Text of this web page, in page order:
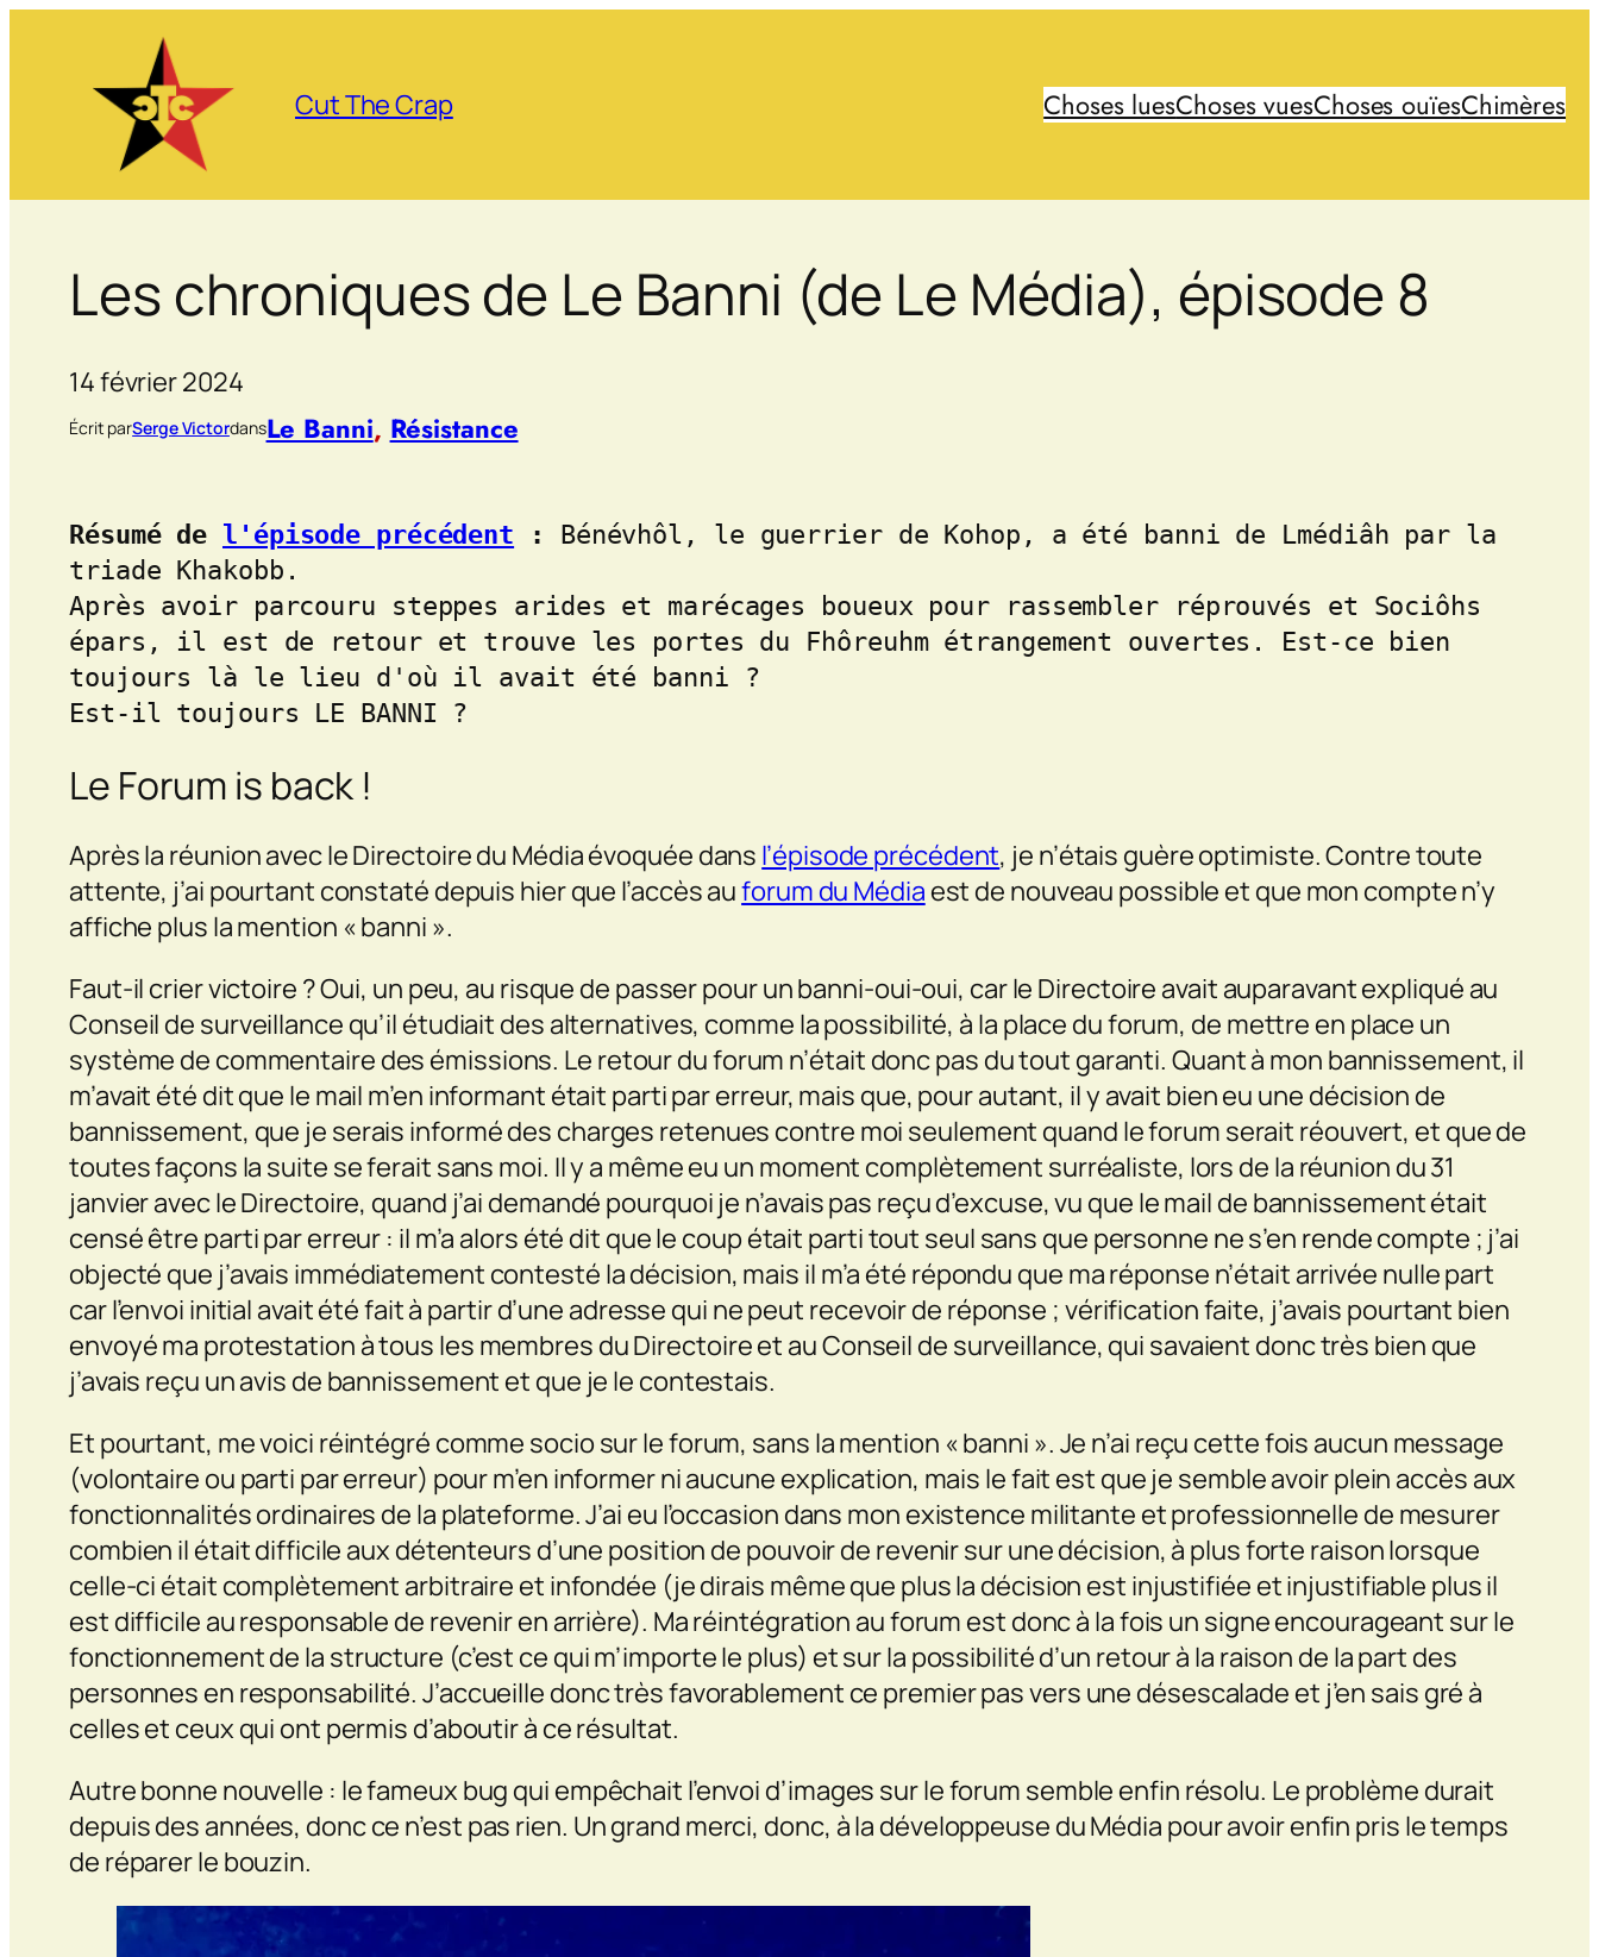
contenu
Cut The Crap Choses luesChoses vuesChoses ouïesChimères
Les chroniques de Le Banni (de Le Média), épisode 8
14 février 2024
Écrit parSerge VictordansLe Banni, Résistance
Résumé de l'épisode précédent :
Bénévhôl, le guerrier de Kohop, a été banni de Lmédiâh par la
triade Khakobb.
Après avoir parcouru steppes arides et marécages boueux pour rassembler réprouvés et Sociôhs
épars, il est de retour et trouve les portes du Fhôreuhm étrangement ouvertes. Est-ce bien
toujours là le lieu d'où il avait été banni ?
Est-il toujours LE BANNI ?
Le Forum is back !
Après la réunion avec le Directoire du Média évoquée dans l’épisode précédent, je n’étais guère optimiste. Contre toute
attente, j’ai pourtant constaté depuis hier que l’accès auforum du Média est de nouveau possible et que mon compte n’y
affiche plus la mention « banni ».
Faut-il crier victoire ? Oui, un peu, au risque de passer pour un banni-oui-oui, car le Directoire avait auparavant expliqué au
Conseil de surveillance qu’il étudiait des alternatives, comme la possibilité, à la place du forum, de mettre en place un
système de commentaire des émissions. Le retour du forum n’était donc pas du tout garanti. Quant à mon bannissement, il
m’avait été dit que le mail m’en informant était parti par erreur, mais que, pour autant, il y avait bien eu une décision de
bannissement, que je serais informé des charges retenues contre moi seulement quand le forum serait réouvert, et que de
toutes façons la suite se ferait sans moi. Il y a même eu un moment complètement surréaliste, lors de la réunion du 31
janvier avec le Directoire, quand j’ai demandé pourquoi je n’avais pas reçu d’excuse, vu que le mail de bannissement était
censé être parti par erreur : il m’a alors été dit que le coup était parti tout seul sans que personne ne s’en rende compte ; j’ai
objecté que j’avais immédiatement contesté la décision, mais il m’a été répondu que ma réponse n’était arrivée nulle part
car l’envoi initial avait été fait à partir d’une adresse qui ne peut recevoir de réponse ; vérification faite, j’avais pourtant bien
envoyé ma protestation à tous les membres du Directoire et au Conseil de surveillance, qui savaient donc très bien que
j’avais reçu un avis de bannissement et que je le contestais.
Et pourtant, me voici réintégré comme socio sur le forum, sans la mention « banni ». Je n’ai reçu cette fois aucun message
(volontaire ou parti par erreur) pour m’en informer ni aucune explication, mais le fait est que je semble avoir plein accès aux
fonctionnalités ordinaires de la plateforme. J’ai eu l’occasion dans mon existence militante et professionnelle de mesurer
combien il était difficile aux détenteurs d’une position de pouvoir de revenir sur une décision, à plus forte raison lorsque
celle-ci était complètement arbitraire et infondée (je dirais même que plus la décision est injustifiée et injustifiable plus il
est difficile au responsable de revenir en arrière). Ma réintégration au forum est donc à la fois un signe encourageant sur le
fonctionnement de la structure (c’est ce qui m’importe le plus) et sur la possibilité d’un retour à la raison de la part des
personnes en responsabilité. J’accueille donc très favorablement ce premier pas vers une désescalade et j’en sais gré à
celles et ceux qui ont permis d’aboutir à ce résultat.
Autre bonne nouvelle : le fameux bug qui empêchait l’envoi d’images sur le forum semble enfin résolu. Le problème durait
depuis des années, donc ce n’est pas rien. Un grand merci, donc, à la développeuse du Média pour avoir enfin pris le temps
de réparer le bouzin.